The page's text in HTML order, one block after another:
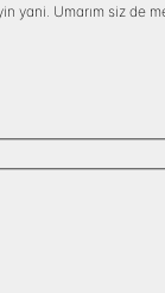
Umarım siz de